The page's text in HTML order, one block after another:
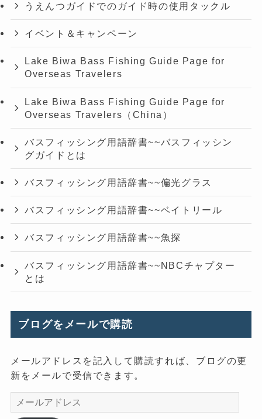
うえんつガイドでのガイド時の使用タックル
イベント＆キャンペーン
Lake Biwa Bass Fishing Guide Page for
Overseas Travelers
Lake Biwa Bass Fishing Guide Page for
Overseas Travelers（China）
バスフィッシング用語辞書~~バスフィッシン
グガイドとは
バスフィッシング用語辞書~~偏光グラス
バスフィッシング用語辞書~~ベイトリール
バスフィッシング用語辞書~~魚探
バスフィッシング用語辞書~~NBCチャプター
とは
ブログをメールで購読
メールアドレスを記入して購読すれば、ブログの更
新をメールで受信できます。
メ
ー